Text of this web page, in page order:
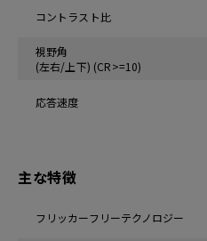
コントラスト比
視野角
(左右/上下) (CR>=10)
応答速度
主な特徴
フリッカーフリーテクノロジー